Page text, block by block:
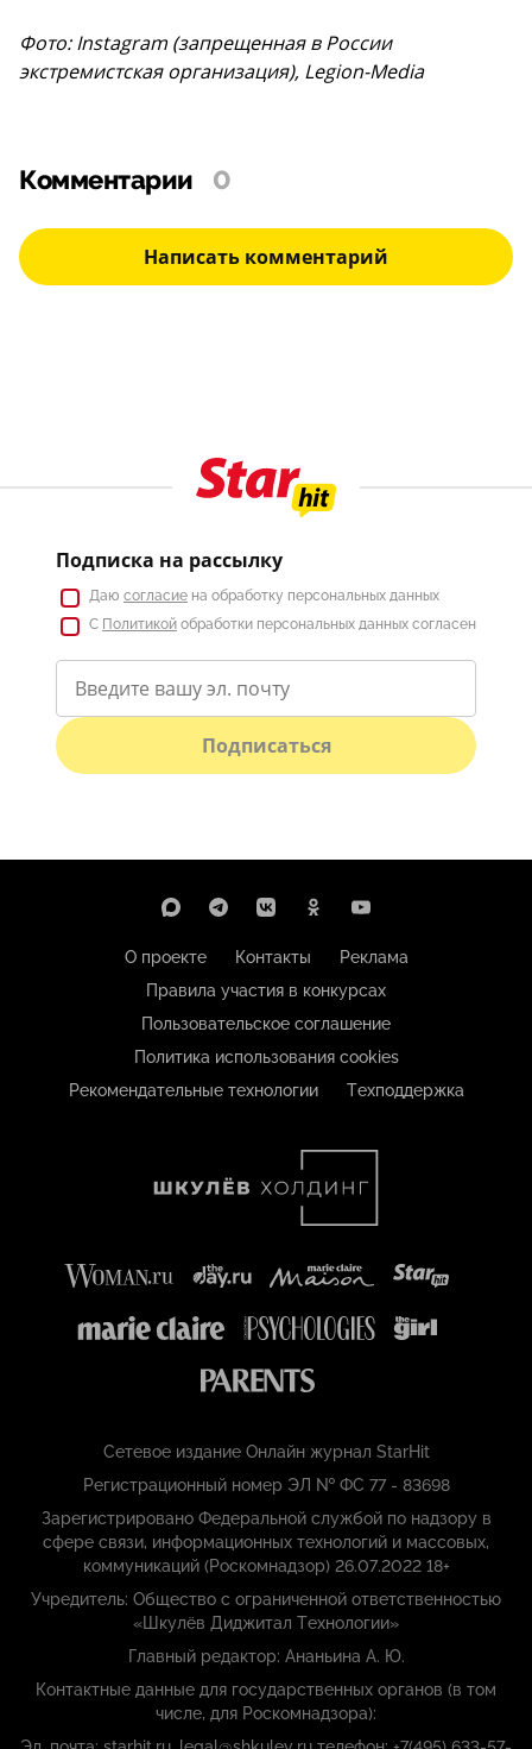
Фото: Instagram (запрещенная в России
экстремистская организация), Legion-Media
Комментарии 0
Написать комментарий
Подписка на рассылку
Даю согласие на обработку персональных данных
С Политикой обработки персональных данных согласен
Подписаться
О проекте Контакты
Реклама
Правила участия в конкурсах
Пользовательское соглашение
Политика использования cookies
Рекомендательные технологии
Техподдержка
Сетевое издание Онлайн журнал StarHit
Регистрационный номер ЭЛ № ФС 77 - 83698
Зарегистрировано Федеральной службой по надзору в
сфере связи, информационных технологий и массовых,
коммуникаций (Роскомнадзор) 26.07.2022 18+
Учредитель: Общество с ограниченной ответственностью
«Шкулёв Диджитал Технологии»
Главный редактор: Ананьина А. Ю.
Контактные данные для государственных органов (в том
числе, для Роскомнадзора):